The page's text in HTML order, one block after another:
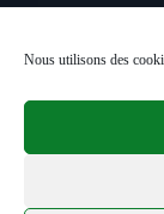
Nous utilisons des
Livraison